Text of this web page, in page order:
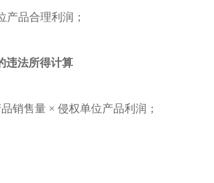
产品合理利润；
违法所得计算
销售量 × 侵权单位产品利润；